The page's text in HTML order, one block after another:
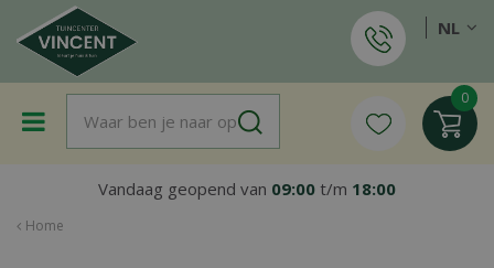
a
Home
Vandaag geopend van 09:00 t/m 18:00
NL